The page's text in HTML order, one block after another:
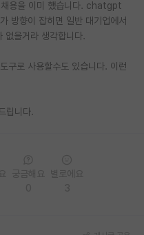
채용을 이미 했습니다. chatgpt
방향이 잡히면 일반 대기업에서
없을거라 생각합니다.
구로 사용할수도 있습니다. 이런
립니다.